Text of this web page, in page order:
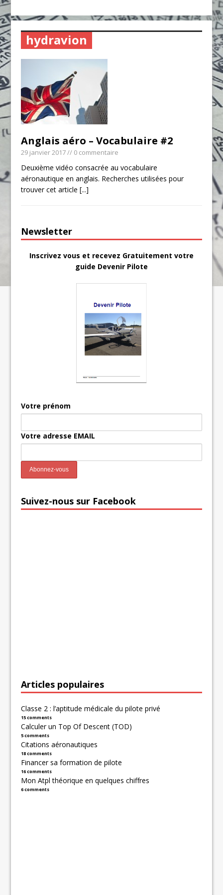
hydravion
Anglais aéro – Vocabulaire #2
29 janvier 2017// 0 commentaire
Deuxième vidéo consacrée au vocabulaire
aéronautique en anglais. Recherches utilisées pour
trouver cet article[...]
Newsletter
Inscrivez vous et recevez Gratuitement votre
guide Devenir Pilote
Votre prénom
Votre adresse EMAIL
Suivez-nous sur Facebook
Articles populaires
Classe 2 : l’aptitude médicale du pilote privé
15 comments
Calculer un Top Of Descent (TOD)
5 comments
Citations aéronautiques
18 comments
Financer sa formation de pilote
16 comments
Mon Atpl théorique en quelques chiffres
6 comments